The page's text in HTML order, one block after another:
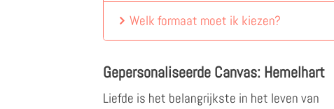
Welk formaat moet ik kiezen?
Gepersonaliseerde Canvas: Hemelhart
Liefde is het belangrijkste in het leven van